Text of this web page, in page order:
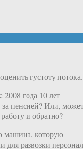
густоту потока.
2008 года 10 лет
пенсией? Или,
и обратно?
машина, которую
для развозки